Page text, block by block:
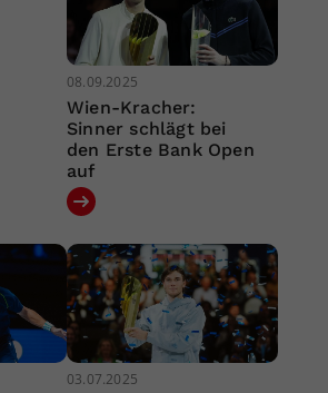
08.09.2025
Wien-Kracher:
Sinner schlägt bei
den Erste Bank Open
auf
03.07.2025